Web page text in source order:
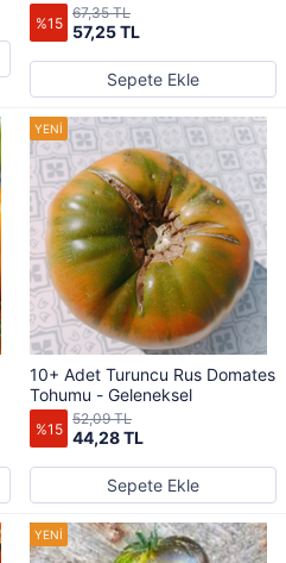
%15 57,25 TL
67,35 TL
Sepete Ekle
10+ Adet Turuncu Rus Domates
Tohumu - Geleneksel
%15 44,28 TL
52,09 TL
Sepete Ekle